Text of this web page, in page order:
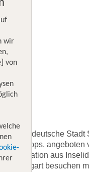
deutsche Stadt
angeboten
aus
Stuttgart besuchen
wir
von